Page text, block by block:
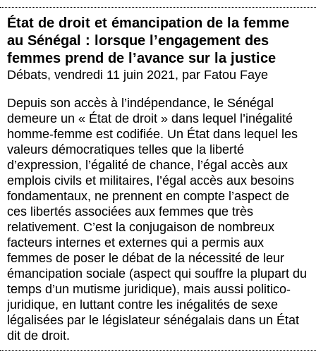
État de droit et émancipation de la femme
au Sénégal : lorsque l’engagement des
femmes prend de l’avance sur la justice
Débats, vendredi 11 juin 2021, par Fatou Faye
Depuis son accès à l’indépendance, le Sénégal
demeure un « État de droit » dans lequel l’inégalité
homme-femme est codifiée. Un État dans lequel les
valeurs démocratiques telles que la liberté
d’expression, l’égalité de chance, l’égal accès aux
emplois civils et militaires, l’égal accès aux besoins
fondamentaux, ne prennent en compte l’aspect de
ces libertés associées aux femmes que très
relativement. C’est la conjugaison de nombreux
facteurs internes et externes qui a permis aux
femmes de poser le débat de la nécessité de leur
émancipation sociale (aspect qui souffre la plupart du
temps d’un mutisme juridique), mais aussi politico-
juridique, en luttant contre les inégalités de sexe
légalisées par le législateur sénégalais dans un État
dit de droit.